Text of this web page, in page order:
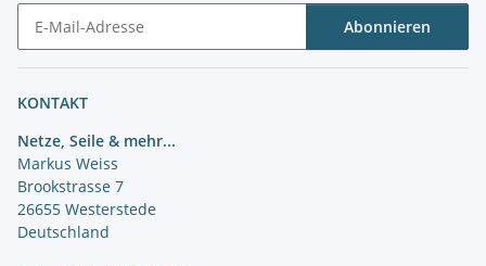
Abonnieren
KONTAKT
Netze, Seile & mehr...
Markus Weiss
Brookstrasse 7
26655 Westerstede
Deutschland